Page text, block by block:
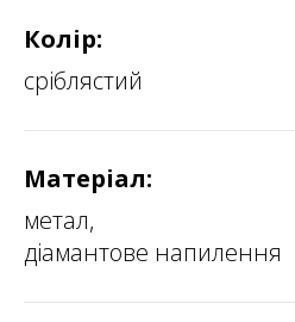
Колір:
сріблястий
Матеріал:
метал,
діамантове напилення